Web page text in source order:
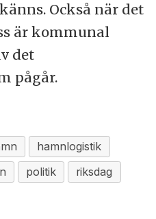
Också när det
är kommunal
det
pågår.
hamnlogistik
politik riksdag